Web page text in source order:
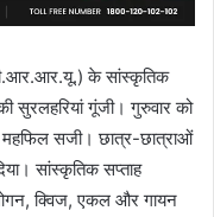
के सांस्कृतिक
सुरलहरियां गूंजी। गुरुवार को
सजी। छात्र-छात्राओं
सांस्कृतिक सप्ताह
क्विज, एकल और गायन